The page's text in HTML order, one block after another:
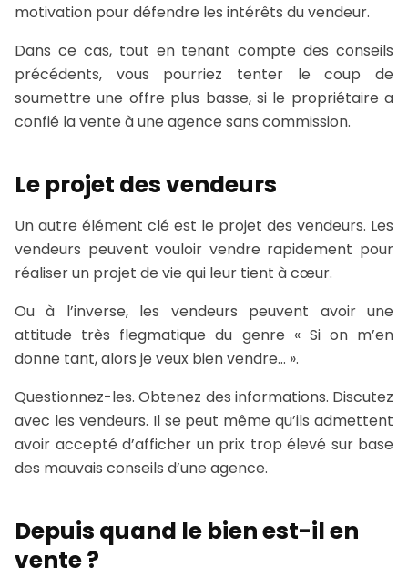
motivation pour défendre les intérêts du vendeur.
Dans ce cas, tout en tenant compte des conseils
précédents, vous pourriez tenter le coup de
soumettre une offre plus basse, si le propriétaire a
confié la vente à une agence sans commission.
Le projet des vendeurs
Un autre élément clé est le projet des vendeurs. Les
vendeurs peuvent vouloir vendre rapidement pour
réaliser un projet de vie qui leur tient à cœur.
Ou à l’inverse, les vendeurs peuvent avoir une
attitude très flegmatique du genre « Si on m’en
donne tant, alors je veux bien vendre… ».
Questionnez-les. Obtenez des informations. Discutez
avec les vendeurs. Il se peut même qu’ils admettent
avoir accepté d’afficher un prix trop élevé sur base
des mauvais conseils d’une agence.
Depuis quand le bien est-il en
vente ?